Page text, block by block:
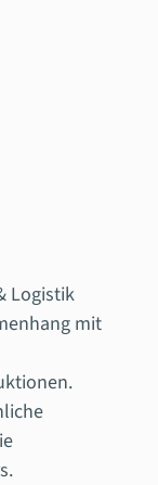
Logistik
mit